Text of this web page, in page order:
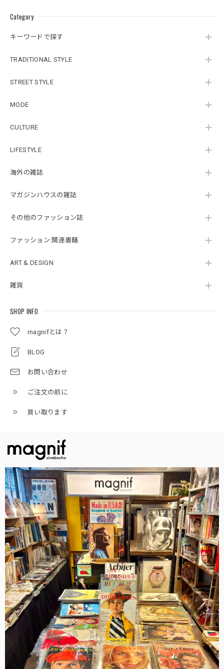
Category
キーワードで探す
TRADITIONAL STYLE
STREET STYLE
MODE
CULTURE
LIFESTYLE
海外の雑誌
マガジンハウスの雑誌
その他のファッション誌
ファッション 関連書籍
ART & DESIGN
雑貨
SHOP INFO
magnifとは？
BLOG
お問い合わせ
ご注文の前に
買い取ります